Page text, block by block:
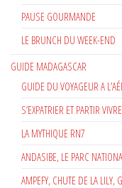
PAUSE GOURMANDE
LE BRUNCH DU WEEK-END
GUIDE MADAGASCAR
GUIDE DU VOYAGEUR A
S’EXPATRIER ET PARTIR
LA MYTHIQUE RN7
ANDASIBE, LE PARC
AMPEFY, CHUTE DE LA LILY,